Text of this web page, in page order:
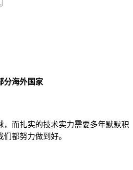
分海外国家
，而扎实的技术实力需要多年默默积
都努力做到好。